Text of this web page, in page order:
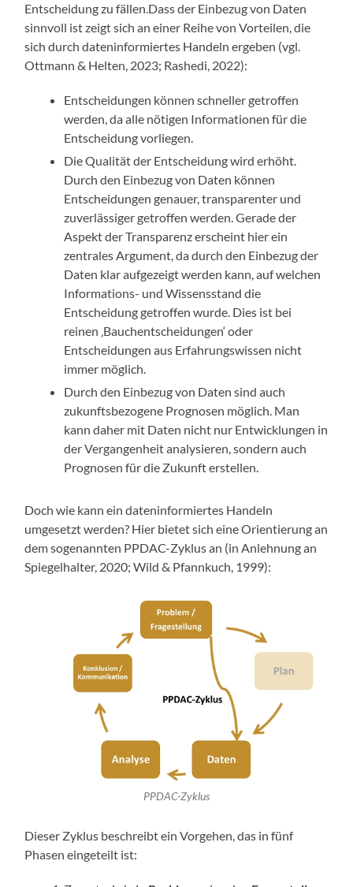
Entscheidung zu fällen.Dass der Einbezug von Daten
sinnvoll ist zeigt sich an einer Reihe von Vorteilen, die
sich durch dateninformiertes Handeln ergeben (vgl.
Ottmann & Helten, 2023; Rashedi, 2022):
Entscheidungen können schneller getroffen
werden, da alle nötigen Informationen für die
Entscheidung vorliegen.
Die Qualität der Entscheidung wird erhöht.
Durch den Einbezug von Daten können
Entscheidungen genauer, transparenter und
zuverlässiger getroffen werden. Gerade der
Aspekt der Transparenz erscheint hier ein
zentrales Argument, da durch den Einbezug der
Daten klar aufgezeigt werden kann, auf welchen
Informations- und Wissensstand die
Entscheidung getroffen wurde. Dies ist bei
reinen ‚Bauchentscheidungen‘ oder
Entscheidungen aus Erfahrungswissen nicht
immer möglich.
Durch den Einbezug von Daten sind auch
zukunftsbezogene Prognosen möglich. Man
kann daher mit Daten nicht nur Entwicklungen in
der Vergangenheit analysieren, sondern auch
Prognosen für die Zukunft erstellen.
Doch wie kann ein dateninformiertes Handeln
umgesetzt werden? Hier bietet sich eine Orientierung an
dem sogenannten PPDAC-Zyklus an (in Anlehnung an
Spiegelhalter, 2020; Wild & Pfannkuch, 1999):
PPDAC-Zyklus
Dieser Zyklus beschreibt ein Vorgehen, das in fünf
Phasen eingeteilt ist: